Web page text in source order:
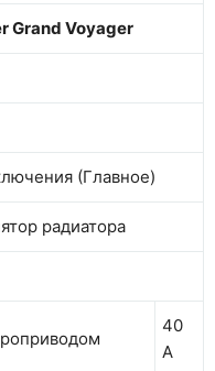
Grand Voyager
(Главное)
радиатора
40
А